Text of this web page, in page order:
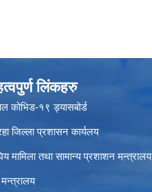
लिंकहरु
कोभिड-१९ ड्यासबोर्ड
जिल्ला प्रशासन कार्यलय
मामिला तथा सामान्य प्रशाशन मन्त्रालय